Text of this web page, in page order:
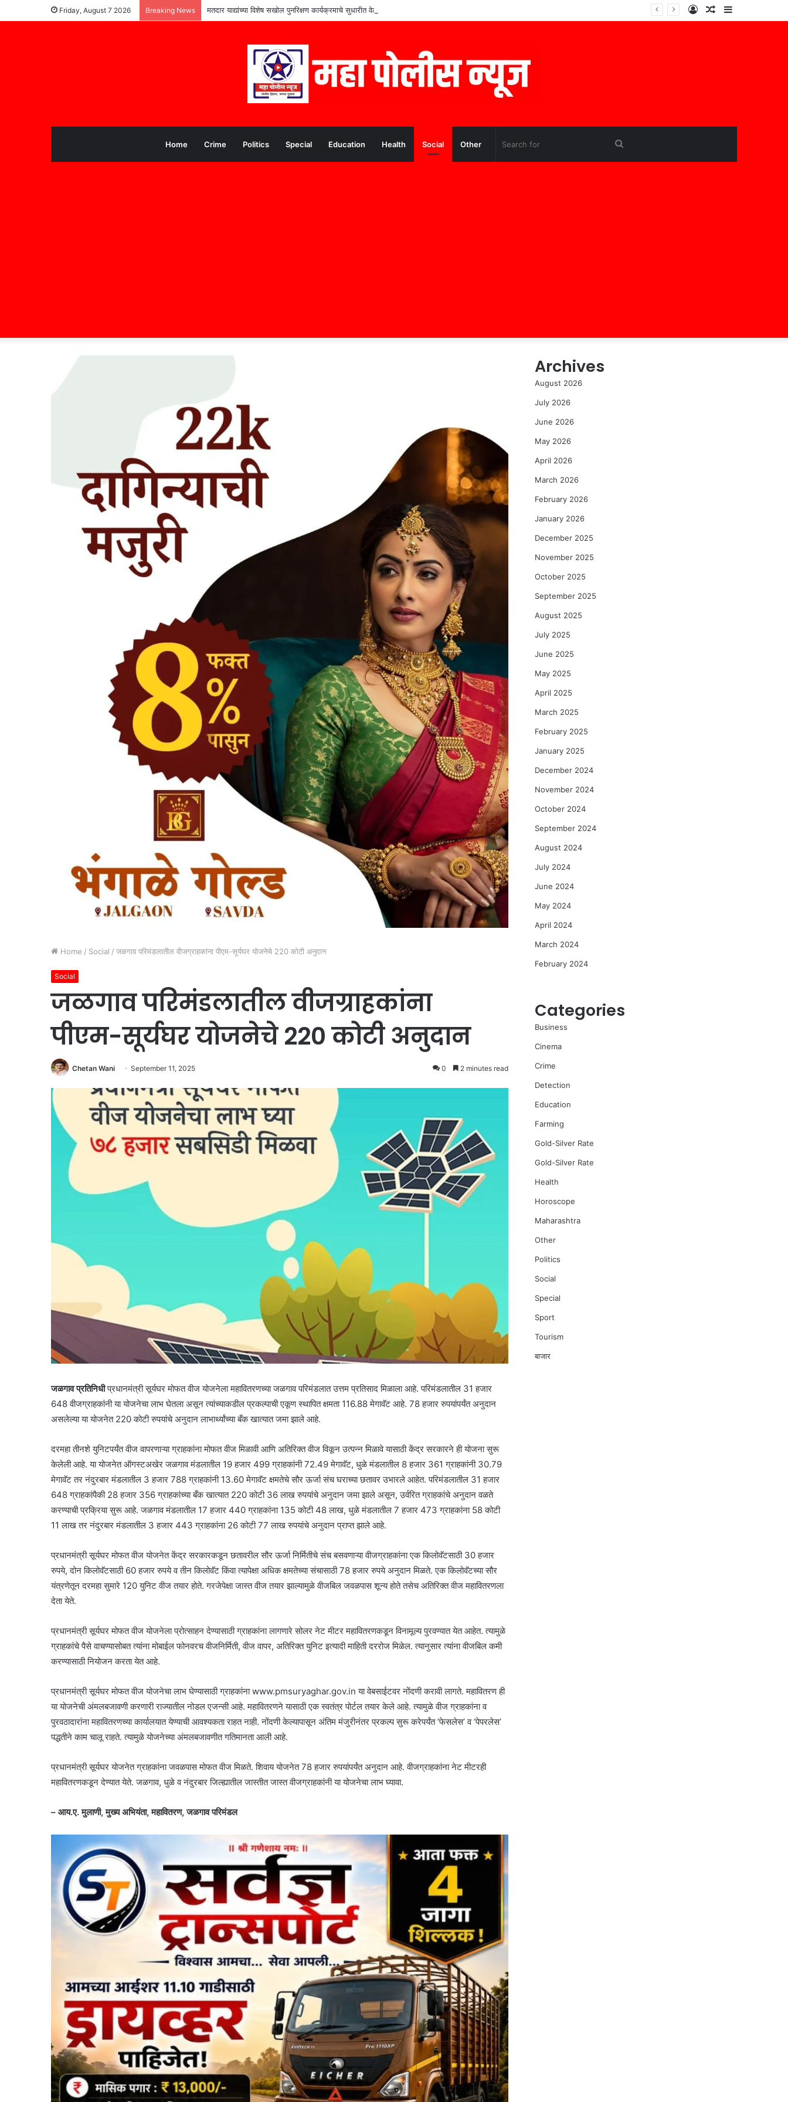
Friday, August 7 2026 Breaking News मतदार याद्यांच्या विशेष सखोल पुनरिक्षण कार्यक्रमाचे सुधारीत वेळापत्रक जाहीर Sidebar
Random
Log
Home Crime Politics Special Education Health Social Other
Home / Social / जळगाव परिमंडलातील वीजग्राहकांना पीएम-सूर्यघर योजनेचे 220 कोटी अनुदान
Social
जळगाव परिमंडलातील वीजग्राहकांना
पीएम-सूर्यघर योजनेचे 220 कोटी अनुदान
Chetan Wani September 11, 2025 0 2 minutes read
जळगाव प्रतिनिधीप्रधानमंत्री सूर्यघर मोफत वीज योजनेला महावितरणच्या जळगाव परिमंडलात उत्तम प्रतिसाद मिळाला आहे. परिमंडलातील 31 हजार
648 वीजग्राहकांनी या योजनेचा लाभ घेतला असून त्यांच्याकडील प्रकल्पाची एकूण स्थापित क्षमता 116.88 मेगावॅट आहे. 78 हजार रुपयांपर्यंत अनुदान
असलेल्या या योजनेत 220 कोटी रुपयांचे अनुदान लाभार्थ्यांच्या बँक खात्यात जमा झाले आहे.
दरमहा तीनशे युनिटपर्यंत वीज वापरणाऱ्या ग्राहकांना मोफत वीज मिळावी आणि अतिरिक्त वीज विकून उत्पन्न मिळावे यासाठी केंद्र सरकारने ही योजना सुरू
केलेली आहे. या योजनेत ऑगस्टअखेर जळगाव मंडलातील 19 हजार 499 ग्राहकांनी 72.49 मेगावॅट, धुळे मंडलातील 8 हजार 361 ग्राहकांनी 30.79
मेगावॅट तर नंदुरबार मंडलातील 3 हजार 788 ग्राहकांनी 13.60 मेगावॅट क्षमतेचे सौर ऊर्जा संच घराच्या छतावर उभारले आहेत. परिमंडलातील 31 हजार
648 ग्राहकांपैकी 28 हजार 356 ग्राहकांच्या बँक खात्यात 220 कोटी 36 लाख रुपयांचे अनुदान जमा झाले असून, उर्वरित ग्राहकांचे अनुदान वळते
करण्याची प्रक्रिया सुरू आहे. जळगाव मंडलातील 17 हजार 440 ग्राहकांना 135 कोटी 48 लाख, धुळे मंडलातील 7 हजार 473 ग्राहकांना 58 कोटी
11 लाख तर नंदुरबार मंडलातील 3 हजार 443 ग्राहकांना 26 कोटी 77 लाख रुपयांचे अनुदान प्राप्त झाले आहे.
प्रधानमंत्री सूर्यघर मोफत वीज योजनेत केंद्र सरकारकडून छतावरील सौर ऊर्जा निर्मितीचे संच बसवणाऱ्या वीजग्राहकांना एक किलोवॅटसाठी 30 हजार
रुपये, दोन किलोवॅटसाठी 60 हजार रुपये व तीन किलोवॅट किंवा त्यापेक्षा अधिक क्षमतेच्या संचासाठी 78 हजार रुपये अनुदान मिळते. एक किलोवॅटच्या सौर
यंत्रणेतून दरमहा सुमारे 120 युनिट वीज तयार होते. गरजेपेक्षा जास्त वीज तयार झाल्यामुळे वीजबिल जवळपास शून्य होते तसेच अतिरिक्त वीज महावितरणला
देता येते.
प्रधानमंत्री सूर्यघर मोफत वीज योजनेला प्रोत्साहन देण्यासाठी ग्राहकांना लागणारे सोलर नेट मीटर महावितरणकडून विनामूल्य पुरवण्यात येत आहेत. त्यामुळे
ग्राहकांचे पैसे वाचण्यासोबत त्यांना मोबाईल फोनवरच वीजनिर्मिती, वीज वापर, अतिरिक्त युनिट इत्यादी माहिती दररोज मिळेल. त्यानुसार त्यांना वीजबिल कमी
करण्यासाठी नियोजन करता येत आहे.
प्रधानमंत्री सूर्यघर मोफत वीज योजनेचा लाभ घेण्यासाठी ग्राहकांना www.pmsuryaghar.gov.in या वेबसाईटवर नोंदणी करावी लागते. महावितरण ही
या योजनेची अंमलबजावणी करणारी राज्यातील नोडल एजन्सी आहे. महावितरणने यासाठी एक स्वतंत्र पोर्टल तयार केले आहे. त्यामुळे वीज ग्राहकांना व
पुरवठादारांना महावितरणच्या कार्यालयात येण्याची आवश्यकता राहत नाही. नोंदणी केल्यापासून अंतिम मंजुरीनंतर प्रकल्प सुरू करेपर्यंत ‘फेसलेस’ व ‘पेपरलेस’
पद्धतीने काम चालू राहते. त्यामुळे योजनेच्या अंमलबजावणीत गतिमानता आली आहे.
प्रधानमंत्री सूर्यघर योजनेत ग्राहकांना जवळपास मोफत वीज मिळते. शिवाय योजनेत 78 हजार रुपयांपर्यंत अनुदान आहे. वीजग्राहकांना नेट मीटरही
महावितरणकडून देण्यात येते. जळगाव, धुळे व नंदुरबार जिल्ह्यातील जास्तीत जास्त वीजग्राहकांनी या योजनेचा लाभ घ्यावा.
– आय.ए. मुलाणी, मुख्य अभियंता, महावितरण, जळगाव परिमंडल
Archives
August 2026
July 2026
June 2026
May 2026
April 2026
March 2026
February 2026
January 2026
December 2025
November 2025
October 2025
September 2025
August 2025
July 2025
June 2025
May 2025
April 2025
March 2025
February 2025
January 2025
December 2024
November 2024
October 2024
September 2024
August 2024
July 2024
June 2024
May 2024
April 2024
March 2024
February 2024
Categories
Business
Cinema
Crime
Detection
Education
Farming
Gold-Silver Rate
Gold-Silver Rate
Health
Horoscope
Maharashtra
Other
Politics
Social
Special
Sport
Tourism
बाजार